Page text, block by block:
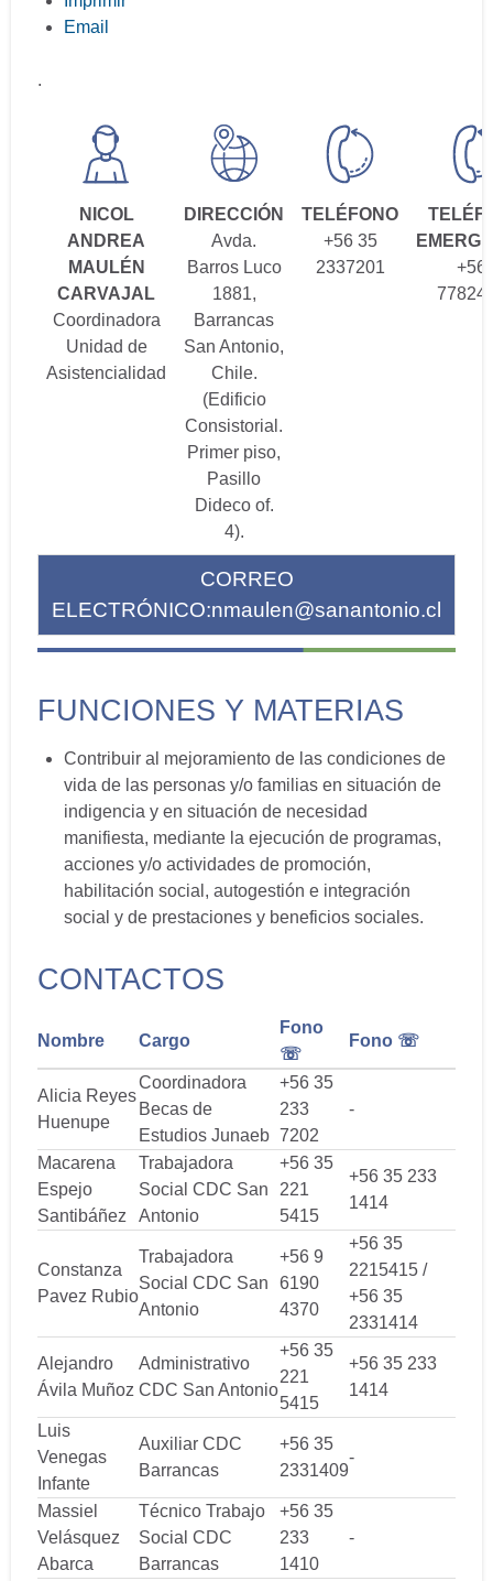
Email
.
NICOL
ANDREA
MAULÉN
CARVAJAL
Coordinadora
Unidad de
Asistencialidad
DIRECCIÓN
Avda.
Barros Luco
1881,
Barrancas
San Antonio,
Chile.
(Edificio
Consistorial.
Primer piso,
Pasillo
Dideco of.
4).
TELÉFONO
+56 35
2337201
CORREO
ELECTRÓNICO:nmaulen@sanantonio.cl
FUNCIONES Y MATERIAS
Contribuir al mejoramiento de las condiciones de
vida de las personas y/o familias en situación de
indigencia y en situación de necesidad
manifiesta, mediante la ejecución de programas,
acciones y/o actividades de promoción,
habilitación social, autogestión e integración
social y de prestaciones y beneficios sociales.
CONTACTOS
Nombre Cargo
Fono
☏
Fono ☏
Alicia Reyes
Huenupe
Coordinadora
Becas de
Estudios Junaeb
+56 35
233
7202
-
Macarena
Espejo
Santibáñez
Trabajadora
Social CDC San
Antonio
+56 35
221
5415
+56 35 233
1414
Constanza
Pavez Rubio
Trabajadora
Social CDC San
Antonio
+56 9
6190
4370
+56 35
2215415 /
+56 35
2331414
Alejandro
Ávila Muñoz
Administrativo
CDC San Antonio
+56 35
221
5415
+56 35 233
1414
Luis
Venegas
Infante
Auxiliar CDC
Barrancas
+56 35
2331409
-
Massiel
Velásquez
Abarca
Técnico Trabajo
Social CDC
Barrancas
+56 35
233
1410
-